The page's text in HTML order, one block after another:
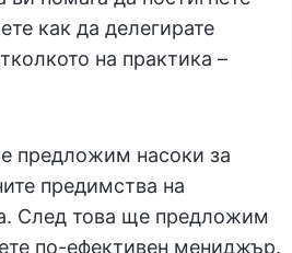
как да делегирате
на практика –
предложим насоки за
предимства на
След това ще предложим
по-ефективен мениджър.